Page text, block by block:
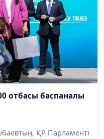
отбасы баспаналы
ҚР Парламенті